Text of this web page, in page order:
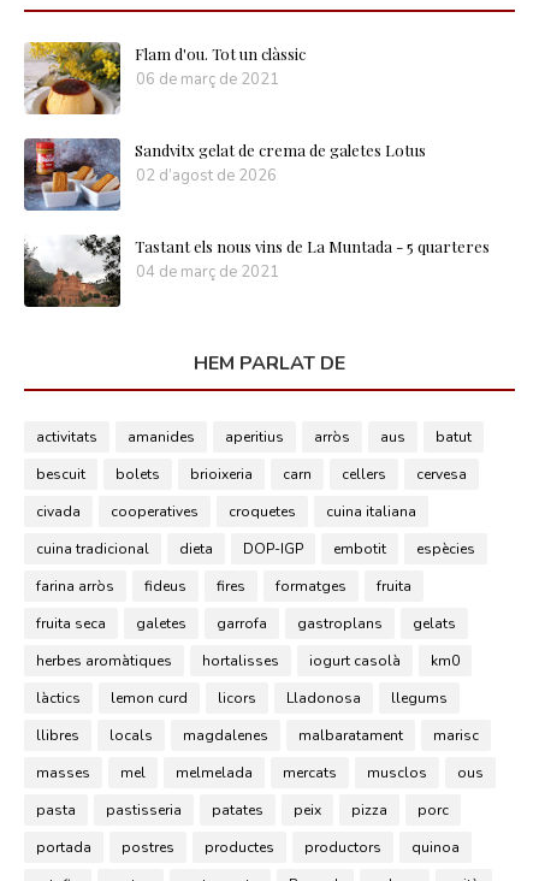
Flam d'ou. Tot un clàssic
06 de març de 2021
Sandvitx gelat de crema de galetes Lotus
02 d’agost de 2026
Tastant els nous vins de La Muntada - 5 quarteres
04 de març de 2021
HEM PARLAT DE
activitats amanides aperitius arròs aus
batut
bescuit
bolets brioixeria carn cellers
cervesa
civada
cooperatives croquetes
cuina italiana
cuina tradicional
dieta DOP-IGP embotit
espècies
farina arròs
fideus fires formatges
fruita
fruita seca
galetes garrofa gastroplans
gelats
herbes aromàtiques
hortalisses iogurt casolà
km0
làctics
lemon curd licors Lladonosa
llegums
llibres
locals magdalenes malbaratament
marisc
masses
mel melmelada mercats musclos
ous
pasta
pastisseria patates peix pizza
porc
portada
postres productes productors
quinoa